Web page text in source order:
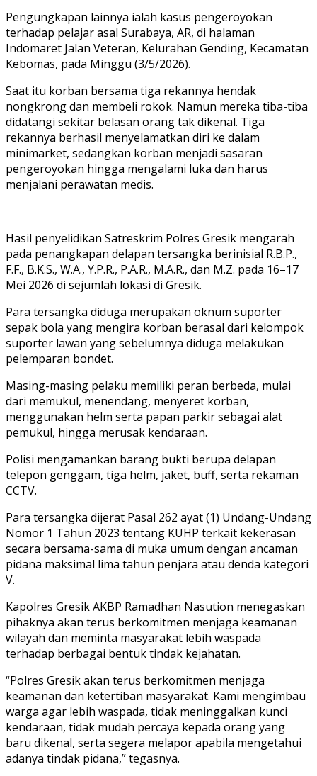
Pengungkapan lainnya ialah kasus pengeroyokan
terhadap pelajar asal Surabaya, AR, di halaman
Indomaret Jalan Veteran, Kelurahan Gending, Kecamatan
Kebomas, pada Minggu (3/5/2026).
Saat itu korban bersama tiga rekannya hendak
nongkrong dan membeli rokok. Namun mereka tiba-tiba
didatangi sekitar belasan orang tak dikenal. Tiga
rekannya berhasil menyelamatkan diri ke dalam
minimarket, sedangkan korban menjadi sasaran
pengeroyokan hingga mengalami luka dan harus
menjalani perawatan medis.
Hasil penyelidikan Satreskrim Polres Gresik mengarah
pada penangkapan delapan tersangka berinisial R.B.P.,
F.F., B.K.S., W.A., Y.P.R., P.A.R., M.A.R., dan M.Z. pada 16–17
Mei 2026 di sejumlah lokasi di Gresik.
Para tersangka diduga merupakan oknum suporter
sepak bola yang mengira korban berasal dari kelompok
suporter lawan yang sebelumnya diduga melakukan
pelemparan bondet.
Masing-masing pelaku memiliki peran berbeda, mulai
dari memukul, menendang, menyeret korban,
menggunakan helm serta papan parkir sebagai alat
pemukul, hingga merusak kendaraan.
Polisi mengamankan barang bukti berupa delapan
telepon genggam, tiga helm, jaket, buff, serta rekaman
CCTV.
Para tersangka dijerat Pasal 262 ayat (1) Undang-Undang
Nomor 1 Tahun 2023 tentang KUHP terkait kekerasan
secara bersama-sama di muka umum dengan ancaman
pidana maksimal lima tahun penjara atau denda kategori
V.
Kapolres Gresik AKBP Ramadhan Nasution menegaskan
pihaknya akan terus berkomitmen menjaga keamanan
wilayah dan meminta masyarakat lebih waspada
terhadap berbagai bentuk tindak kejahatan.
“Polres Gresik akan terus berkomitmen menjaga
keamanan dan ketertiban masyarakat. Kami mengimbau
warga agar lebih waspada, tidak meninggalkan kunci
kendaraan, tidak mudah percaya kepada orang yang
baru dikenal, serta segera melapor apabila mengetahui
adanya tindak pidana,” tegasnya.